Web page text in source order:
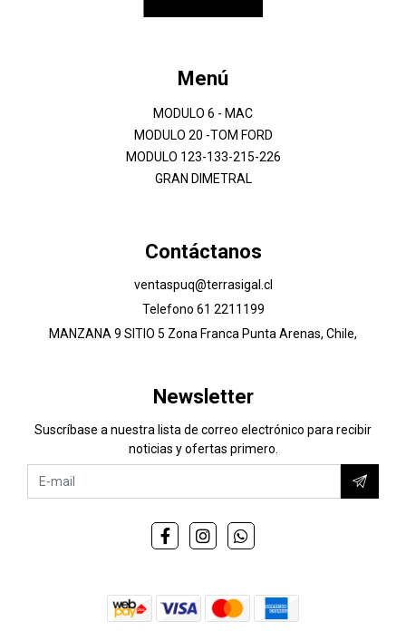
Menú
MODULO 6 - MAC
MODULO 20 -TOM FORD
MODULO 123-133-215-226
GRAN DIMETRAL
Contáctanos
ventaspuq@terrasigal.cl
Telefono 61 2211199
MANZANA 9 SITIO 5 Zona Franca Punta Arenas, Chile,
Newsletter
Suscríbase a nuestra lista de correo electrónico para recibir
noticias y ofertas primero.